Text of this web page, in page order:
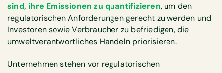
sind, ihre Emissionen zu quantifizieren, um den
regulatorischen Anforderungen gerecht zu werden und
Investoren sowie Verbraucher zu befriedigen, die
umweltverantwortliches Handeln priorisieren.
Unternehmen stehen vor regulatorischen